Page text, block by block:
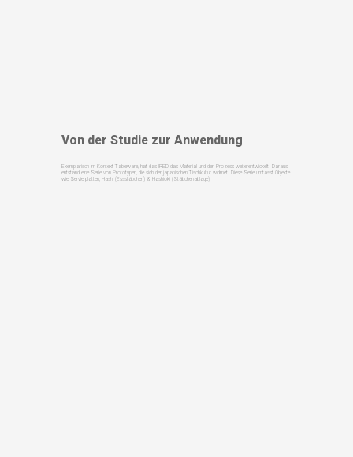
Von der Studie zur Anwendung
Exemplarisch im Kontext Tableware, hat das IRED das Material und den Prozess weiterentwickelt. Daraus
entstand eine Serie von Prototypen, die sich der japanischen Tischkultur widmet. Diese Serie umfasst Objekte
wie Servierplatten, Hashi (Essstäbchen) & Hashioki (Stäbchenablage).